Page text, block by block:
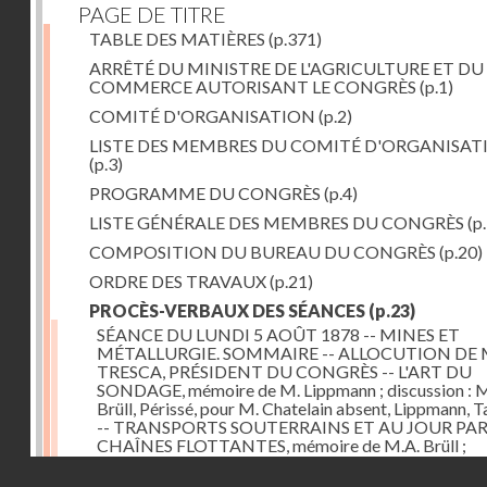
PAGE DE TITRE
TABLE DES MATIÈRES (p.371)
ARRÊTÉ DU MINISTRE DE L'AGRICULTURE ET DU
COMMERCE AUTORISANT LE CONGRÈS (p.1)
COMITÉ D'ORGANISATION (p.2)
LISTE DES MEMBRES DU COMITÉ
(p.3)
PROGRAMME DU CONGRÈS (p.4)
LISTE GÉNÉRALE DES MEMBRES DU CONGRÈS
COMPOSITION DU BUREAU DU CONGRÈS (p.20)
ORDRE DES TRAVAUX(p.21)
PROCÈS-VERBAUX DES SÉANCES (p.23)
SÉANCE DU LUNDI 5 AOÛT 1878 -- MINES ET
MÉTALLURGIE. SOMMAIRE -- ALLOCUTION DE
TRESCA, PRÉSIDENT DU CONGRÈS -- L'ART DU
SONDAGE, mémoire de M. Lippmann ; discussion :
Brüll, Périssé, pour M. Chatelain absent, Lippmann,
-- TRANSPORTS SOUTERRAINS ET AU JOUR PAR
CHAÎNES FLOTTANTES, mémoire de M.A. Brüll ;
observations de M. Mékarsky(p.23)